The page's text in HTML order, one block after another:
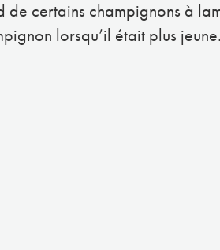
de certains champignons à
lorsqu’il était plus jeune.